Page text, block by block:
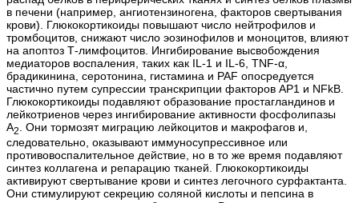
в печени (например, ангиотензиногена, факторов свертывания
крови). Глюкокортикоиды повышают число нейтрофилов и
тромбоцитов, снижают число эозинофилов и моноцитов, влияют
на апоптоз Т-лимфоцитов. Ингибирование высвобождения
медиаторов воспаления, таких как IL-1 и IL-6, TNF-α,
брадикинина, серотонина, гистамина и PAF опосредуется
частично путем супрессии транскрипции факторов АР1 и NFkB.
Глюкокортикоиды подавляют образование простагландинов и
лейкотриенов через ингибирование активности фосфолипазы
А2
. Они тормозят миграцию лейкоцитов и макрофагов и,
следовательно, оказывают иммуносупрессивное или
противовоспалительное действие, но в то же время подавляют
синтез коллагена и репарацию тканей. Глюкокортикоиды
активируют свертывание крови и синтез легочного сурфактанта.
Они стимулируют секрецию соляной кислоты и пепсина в